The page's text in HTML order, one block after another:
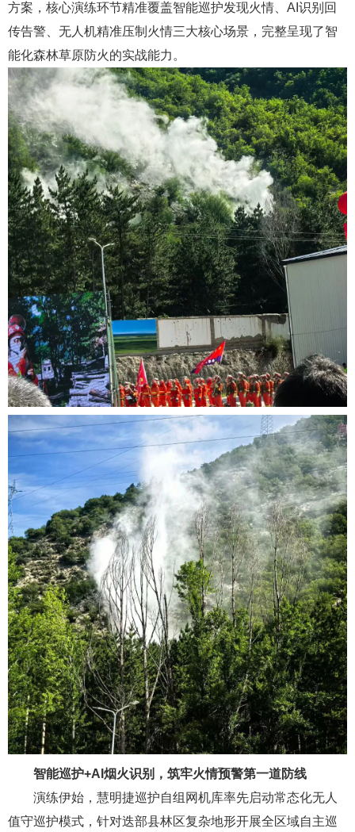
方案，核心演练环节精准覆盖智能巡护发现火情、AI识别回
传告警、无人机精准压制火情三大核心场景，完整呈现了智
能化森林草原防火的实战能力。
智能巡护+AI烟火识别，筑牢火情预警第一道防线
演练伊始，慧明捷巡护自组网机库率先启动常态化无人
值守巡护模式，针对迭部县林区复杂地形开展全区域自主巡